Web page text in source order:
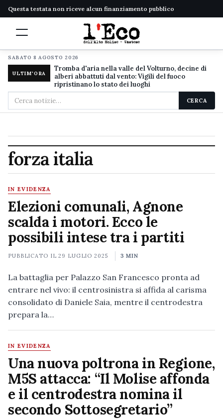
Questa testata non riceve alcun finanziamento pubblico
SABATO 8 AGOSTO 2026
ULTIM'ORA
Tromba d'aria nella valle del Volturno, decine di
alberi abbattuti dal vento: Vigili del fuoco
ripristinano lo stato dei luoghi
Cerca
nel
CERCA
forza italia
IN EVIDENZA
Elezioni comunali, Agnone
scalda i motori. Ecco le
possibili intese tra i partiti
PUBBLICATO IL29 LUGLIO 2025 3 MIN
La battaglia per Palazzo San Francesco pronta ad
entrare nel vivo: il centrosinistra si affida al carisma
consolidato di Daniele Saia, mentre il centrodestra
prepara la…
IN EVIDENZA
Una nuova poltrona in Regione,
M5S attacca: “Il Molise affonda
e il centrodestra nomina il
secondo Sottosegretario”